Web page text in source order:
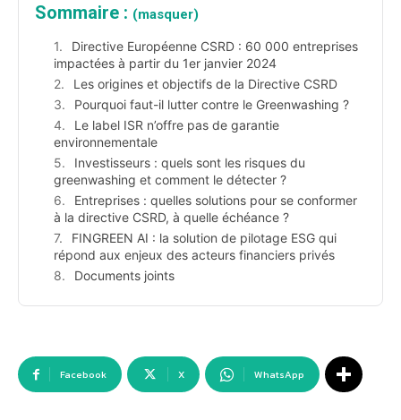
Sommaire : (masquer)
Directive Européenne CSRD : 60 000 entreprises
impactées à partir du 1er janvier 2024
Les origines et objectifs de la Directive CSRD
Pourquoi faut-il lutter contre le Greenwashing ?
Le label ISR n’offre pas de garantie
environnementale
Investisseurs : quels sont les risques du
greenwashing et comment le détecter ?
Entreprises : quelles solutions pour se conformer
à la directive CSRD, à quelle échéance ?
FINGREEN AI : la solution de pilotage ESG qui
répond aux enjeux des acteurs financiers privés
Documents joints
Facebook X WhatsApp